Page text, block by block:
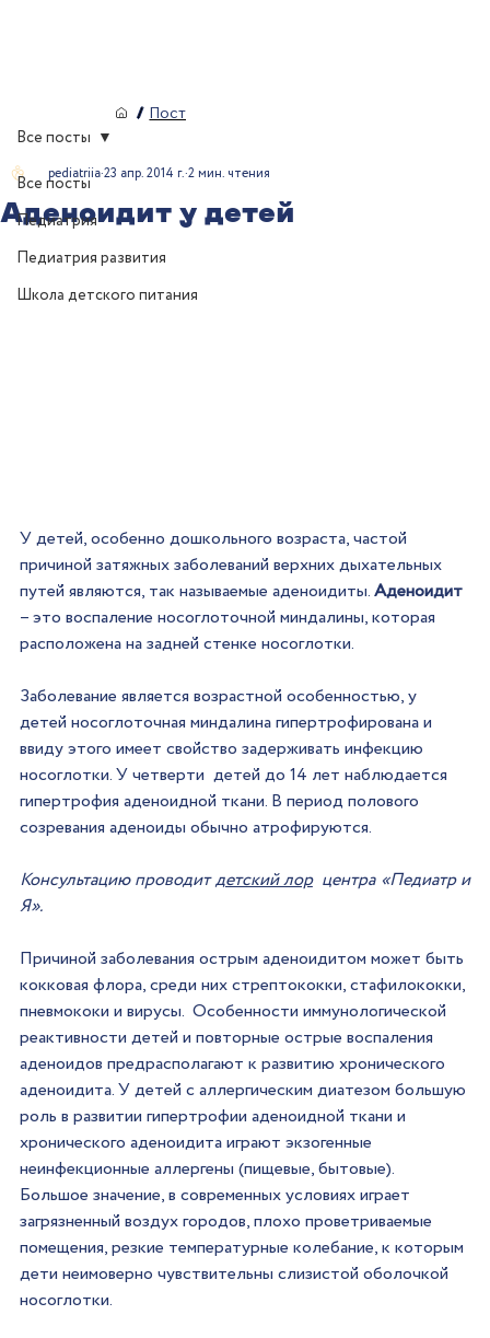
/ Пост
Все посты
Педиатрия
Педиатрия развития
Школа детского питания
Все посты
Аденоидит у детей
pediatriia23 апр. 2014 г. 2 мин. чтения
У детей, особенно дошкольного возраста, частой
причиной затяжных заболеваний верхних дыхательных
путей являются, так называемые аденоидиты. Аденоидит
– это воспаление носоглоточной миндалины, которая
расположена на задней стенке носоглотки.
Заболевание является возрастной особенностью, у
детей носоглоточная миндалина гипертрофирована и
ввиду этого имеет свойство задерживать инфекцию
носоглотки. У четверти  детей до 14 лет наблюдается
гипертрофия аденоидной ткани. В период полового
созревания аденоиды обычно атрофируются.
Консультацию проводит детский лор центра «Педиатр и
Я».
Причиной заболевания острым аденоидитом может быть
кокковая флора, среди них стрептококки, стафилококки,
пневмококи и вирусы.  Особенности иммунологической
реактивности детей и повторные острые воспаления
аденоидов предрасполагают к развитию хронического
аденоидита. У детей с аллергическим диатезом большую
роль в развитии гипертрофии аденоидной ткани и
хронического аденоидита играют экзогенные
неинфекционные аллергены (пищевые, бытовые).
Большое значение, в современных условиях играет
загрязненный воздух городов, плохо проветриваемые
помещения, резкие температурные колебание, к которым
дети неимоверно чувствительны слизистой оболочкой
носоглотки.